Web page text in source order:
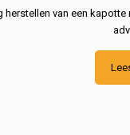
van een